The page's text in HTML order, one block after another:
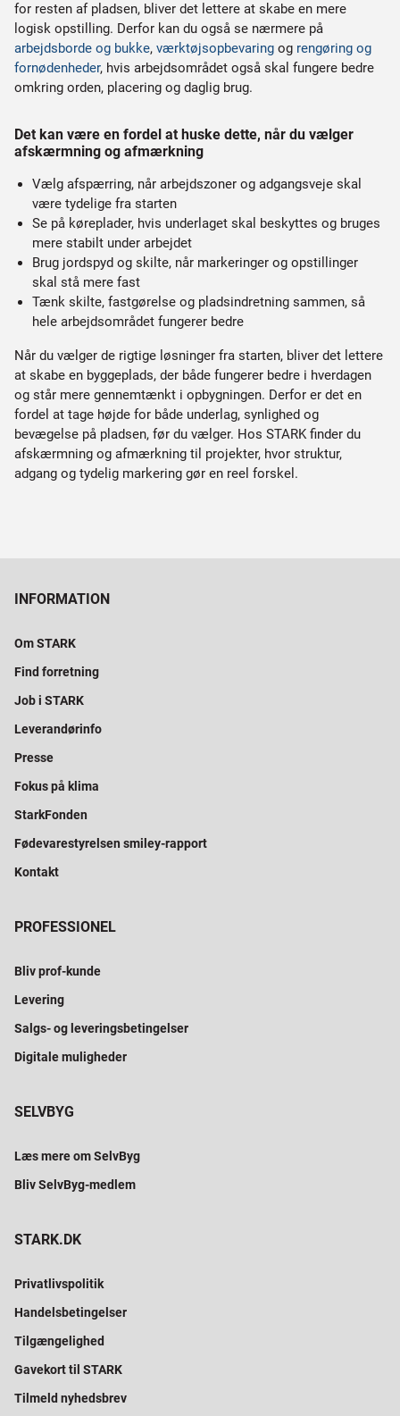
for resten af pladsen, bliver det lettere at skabe en mere
logisk opstilling. Derfor kan du også se nærmere på
arbejdsborde og bukke, værktøjsopbevaring og rengøring og
fornødenheder, hvis arbejdsområdet også skal fungere bedre
omkring orden, placering og daglig brug.
Det kan være en fordel at huske dette, når du vælger
afskærmning og afmærkning
Vælg afspærring, når arbejdszoner og adgangsveje skal
være tydelige fra starten
Se på køreplader, hvis underlaget skal beskyttes og bruges
mere stabilt under arbejdet
Brug jordspyd og skilte, når markeringer og opstillinger
skal stå mere fast
Tænk skilte, fastgørelse og pladsindretning sammen, så
hele arbejdsområdet fungerer bedre
Når du vælger de rigtige løsninger fra starten, bliver det lettere
at skabe en byggeplads, der både fungerer bedre i hverdagen
og står mere gennemtænkt i opbygningen. Derfor er det en
fordel at tage højde for både underlag, synlighed og
bevægelse på pladsen, før du vælger. Hos STARK finder du
afskærmning og afmærkning til projekter, hvor struktur,
adgang og tydelig markering gør en reel forskel.
INFORMATION
Om STARK
Find forretning
Job i STARK
Leverandørinfo
Presse
Fokus på klima
StarkFonden
Fødevarestyrelsen smiley-rapport
Kontakt
PROFESSIONEL
Bliv prof-kunde
Levering
Salgs- og leveringsbetingelser
Digitale muligheder
SELVBYG
Læs mere om SelvByg
Bliv SelvByg-medlem
STARK.DK
Privatlivspolitik
Handelsbetingelser
Tilgængelighed
Gavekort til STARK
Tilmeld nyhedsbrev